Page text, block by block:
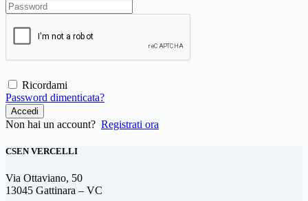
Ricordami
Password dimenticata?
Accedi
Non hai un account? Registrati ora
CSEN VERCELLI
Via Ottaviano, 50
13045 Gattinara – VC